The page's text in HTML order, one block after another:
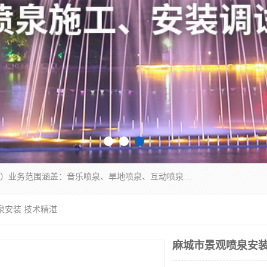
湖北奇通瑞科技有限公司（penquan.cn.b2b168.com）业务范围涵盖：音乐喷泉、旱地喷泉、互动喷泉、喷泉设计及灯光水秀等各类水景工程，广泛应用于公园、城市广场、商业综合体、旅游景区、住宅社区等领域。
安装 技术精湛
麻城市景观喷泉安